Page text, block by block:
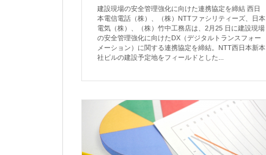
建設現場の安全管理強化に向けた連携協定を締結 西日
本電信電話（株）、（株）NTTファシリティーズ、日本
電気（株）、（株）竹中工務店は、2月25 日に建設現場
の安全管理強化に向けたDX（デジタルトランスフォー
メーション）に関する連携協定を締結。NTT西日本新本
社ビルの建設予定地をフィールドとした...